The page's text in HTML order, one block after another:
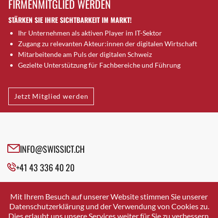
Brugg AG
Brütten
Bubendorf
Bubikon
Buchs (SG)
Bäretswil
Bülach
Cazis
Crissier
Davos Platz
Dierikon
Dietikon
FIRMENMITGLIED WERDEN
STÄRKEN SIE IHRE SICHTBARKEIT IM MARKT!
Ihr Unternehmen als aktiven Player im IT-Sektor
Zugang zu relevanten Akteur:innen der digitalen Wirtschaft
Mitarbeitende am Puls der digitalen Schweiz
Gezielte Unterstützung für Fachbereiche und Führung
Jetzt Mitglied werden
INFO@SWISSICT.CH
+41 43 336 40 20
SWISSICT
VULKANSTRASSE 120
8048 ZURICH
Mit Ihrem Besuch auf unserer Website stimmen Sie unserer
Datenschutzerklärung und der Verwendung von Cookies zu.
Dies erlaubt uns unsere Services weiter für Sie zu verbessern.